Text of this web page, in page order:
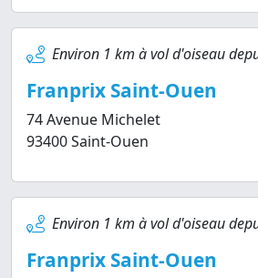
Environ 1 km à vol d'oiseau
Franprix Saint-Ouen
74 Avenue Michelet
93400 Saint-Ouen
Environ 1 km à vol d'oiseau
Franprix Saint-Ouen